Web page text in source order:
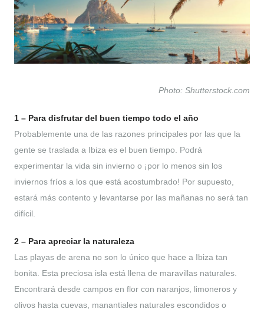
Photo: Shutterstock.com
1 – Para disfrutar del buen tiempo todo el año
Probablemente una de las razones principales por las que la
gente se traslada a Ibiza es el buen tiempo. Podrá
experimentar la vida sin invierno o ¡por lo menos sin los
inviernos fríos a los que está acostumbrado! Por supuesto,
estará más contento y levantarse por las mañanas no será tan
difícil.
2 – Para apreciar la naturaleza
Las playas de arena no son lo único que hace a Ibiza tan
bonita. Esta preciosa isla está llena de maravillas naturales.
Encontrará desde campos en flor con naranjos, limoneros y
olivos hasta cuevas, manantiales naturales escondidos o